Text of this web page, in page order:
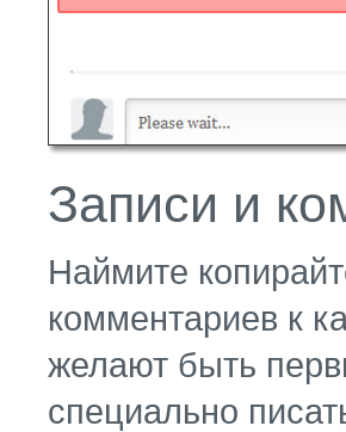
Записи и
Наймите
комментариев к
желают быть
специально